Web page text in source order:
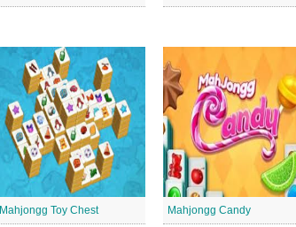
Mahjongg Toy Chest Mahjongg Candy